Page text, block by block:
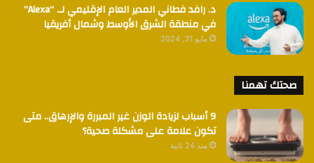
د. رافد فطاني المدير العام الإقليمي لـ. “Alexa”
في منطقة الشرق الأوسط وشمال أفريقيا
مايو 31, 2024
صحتك تهمنا
9 أسباب لزيادة الوزن غير المبررة والإرهاق.. متى
تكون علامة على مشكلة صحية؟
منذ 24 ثانية